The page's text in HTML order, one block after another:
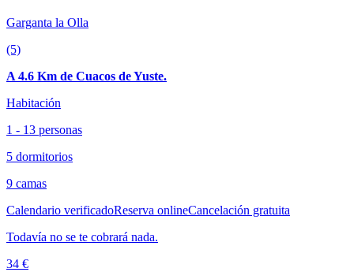
Garganta la Olla
(5)
A 4.6 Km de Cuacos de Yuste.
Habitación
1 - 13 personas
5 dormitorios
9 camas
Calendario verificadoReserva onlineCancelación gratuita
Todavía no se te cobrará nada.
34 €